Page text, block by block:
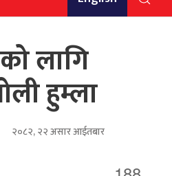
लागि
हुम्ला
२०८२, २२ असार आईतबार